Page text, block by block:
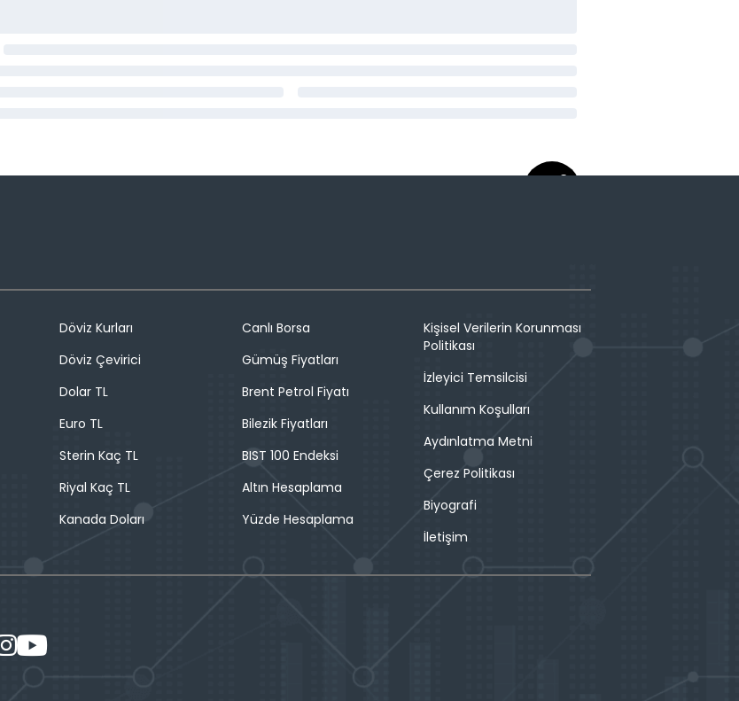
Döviz Kurları
Döviz Çevirici
Dolar TL
Euro TL
Sterin Kaç TL
Riyal Kaç TL
Kanada Doları
Canlı Borsa
Gümüş Fiyatları
Brent Petrol Fiyatı
Bilezik Fiyatları
BIST 100 Endeksi
Altın Hesaplama
Yüzde Hesaplama
Kişisel Verilerin Korunması
Politikası
İzleyici Temsilcisi
Kullanım Koşulları
Aydınlatma Metni
Çerez Politikası
Biyografi
İletişim